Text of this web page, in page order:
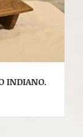
INDIANO.